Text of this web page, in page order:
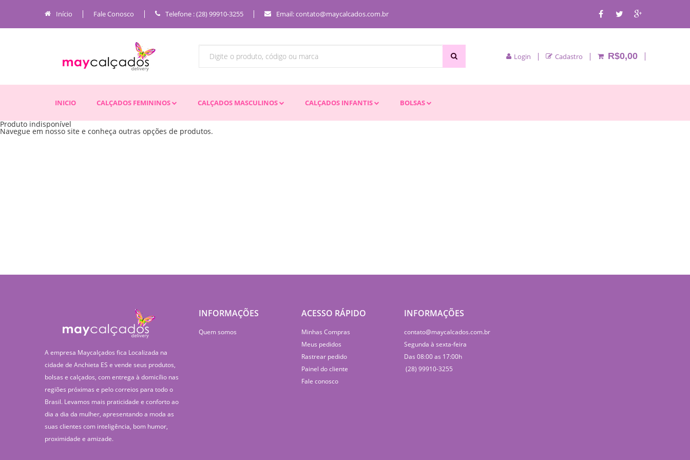
Início Fale Conosco Telefone : (28) 99910-3255 Email: contato@maycalcados.com.br
Login Cadastro R$0,00
INICIO CALÇADOS FEMININOS CALÇADOS MASCULINOS CALÇADOS INFANTIS BOLSAS
Produto indisponível
Navegue em nosso site e conheça outras opções de produtos.
A empresa Maycalçados fica Localizada na
cidade de Anchieta ES e vende seus produtos,
bolsas e calçados, com entrega à domicílio nas
regiões próximas e pelo correios para todo o
Brasil. Levamos mais praticidade e conforto ao
dia a dia da mulher, apresentando a moda as
suas clientes com inteligência, bom humor,
proximidade e amizade.
INFORMAÇÕES
Quem somos
ACESSO RÁPIDO
Minhas Compras
Meus pedidos
Rastrear pedido
Painel do cliente
Fale conosco
INFORMAÇÕES
contato@maycalcados.com.br
Segunda à sexta-feira
Das 08:00 as 17:00h
(28) 99910-3255